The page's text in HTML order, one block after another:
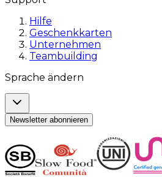
Hilfe
Geschenkkarten
Unternehmen
Teambuilding
Sprache ändern
Newsletter abonnieren